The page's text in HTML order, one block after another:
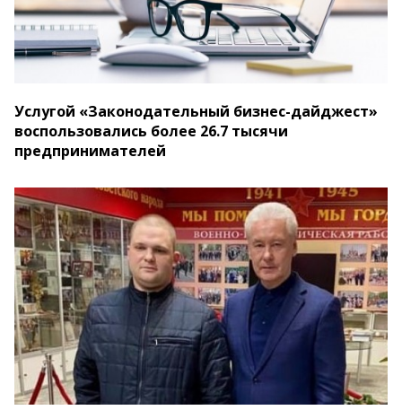
Услугой «Законодательный бизнес-дайджест»
воспользовались более 26.7 тысячи
предпринимателей